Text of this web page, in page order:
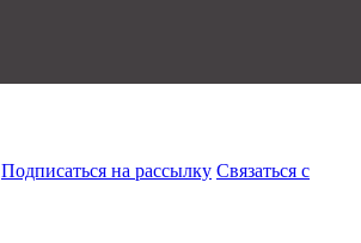
Подписаться на рассылку Связаться с